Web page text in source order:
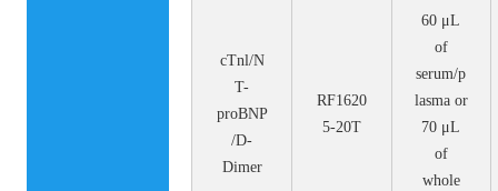
cTnl/N
T-
proBNP
/D-
Dimer
RF1620
5-20T
60 μL
of
serum/p
lasma or
70 μL
of
whole